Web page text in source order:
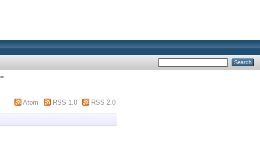
"
Atom RSS 1.0 RSS 2.0